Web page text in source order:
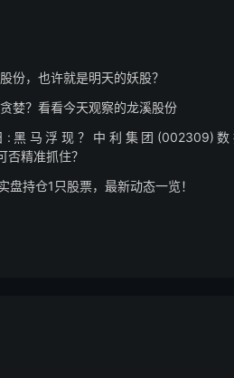
份，也许就是明天的妖股？
婪？看看今天观察的龙溪股份
:黑马浮现？中利集团(002309)数
否精准抓住？
盘持仓1只股票，最新动态一览！